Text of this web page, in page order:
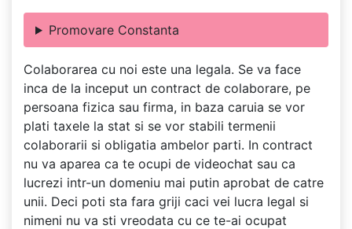
Promovare Constanta
Colaborarea cu noi este una legala. Se va face
inca de la inceput un contract de colaborare, pe
persoana fizica sau firma, in baza caruia se vor
plati taxele la stat si se vor stabili termenii
colaborarii si obligatia ambelor parti. In contract
nu va aparea ca te ocupi de videochat sau ca
lucrezi intr-un domeniu mai putin aprobat de catre
unii. Deci poti sta fara griji caci vei lucra legal si
nimeni nu va sti vreodata cu ce te-ai ocupat